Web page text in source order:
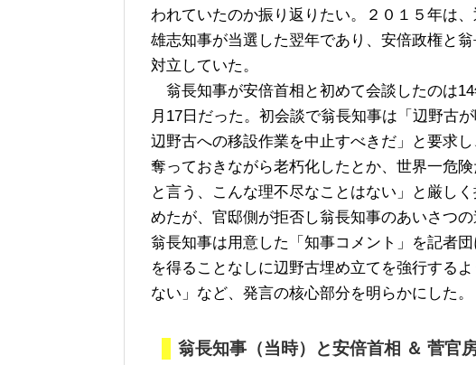
われていたのか振り返りたい。２０１５年は
雄志知事が当選した翌年であり、安倍政権と
対立していた。
翁長知事が安倍首相と初めて会談したのは
月17日だった。初会談で翁長知事は「辺野古
辺野古への移設作業を中止すべきだ」と要求
奪っておきながら老朽化したとか、世界一危
と言う、こんな理不尽なことはない」と厳し
めたが、官邸側が拒否し翁長知事のあいさつ
翁長知事は用意した「知事コメント」を記者
を得ることなしに辺野古埋め立てを強行する
ない」など、発言の核心部分を明らかにした。
翁長知事（当時）と安倍首相 ＆ 菅官